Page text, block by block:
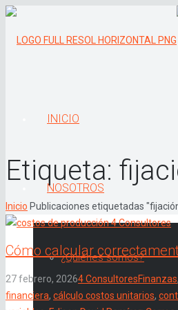
INICIO
NOSOTROS
¿Quiénes somos?
Etiqueta:
Inicio Publicaciones etiquetadas
Cómo calcular
27 febrero, 20264 ConsultoresFinanzas,
financiera, cálculo costos unitarios,